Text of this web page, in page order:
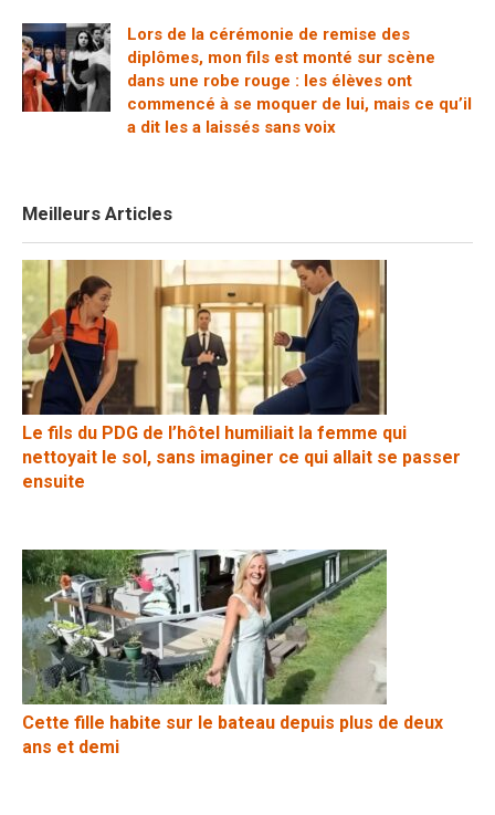
Lors de la cérémonie de remise des
diplômes, mon fils est monté sur scène
dans une robe rouge : les élèves ont
commencé à se moquer de lui, mais ce qu’il
a dit les a laissés sans voix
Meilleurs Articles
Le fils du PDG de l’hôtel humiliait la femme qui
nettoyait le sol, sans imaginer ce qui allait se passer
ensuite
Cette fille habite sur le bateau depuis plus de deux
ans et demi